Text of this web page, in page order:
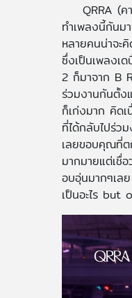
QRRA (ค
ทำเพลงนี้กันม
หลายคนน่าจะ
ซึ่งเป็นเพลงเ
2 ก็มาจาก B
ร่วมงานกันตั้ง
ก็เก่งมาก คิดเ
ที่ได้กลับไปร่ว
เลยขอบคุณที่ต
มากมายแต่เชื่
อบอุ่นมากๆเลย
เป็นอะไร